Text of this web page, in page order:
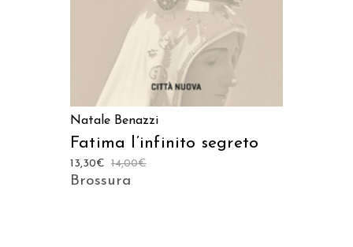
Natale Benazzi
Fatima l’infinito segreto
14,00€
13,30€
Brossura